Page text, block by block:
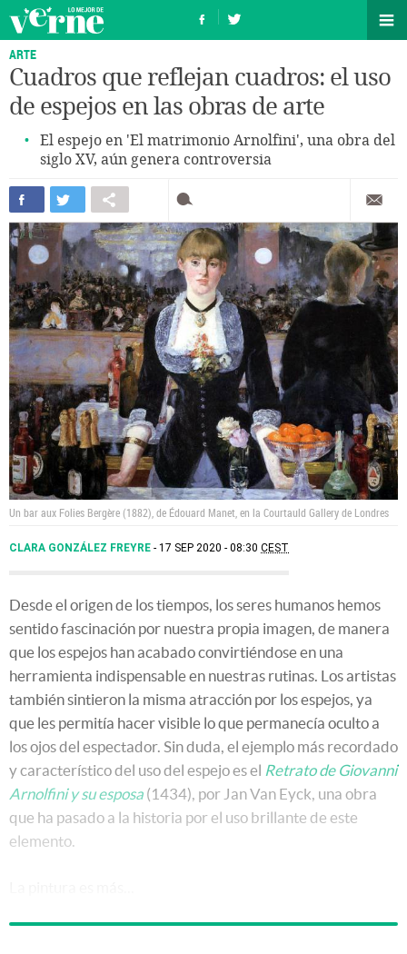
ARTE
Cuadros que reflejan cuadros: el uso
de espejos en las obras de arte
El espejo en 'El matrimonio Arnolfini', una obra del
siglo XV, aún genera controversia
Un bar aux Folies Bergère (1882), de Édouard Manet, en la Courtauld Gallery de Londres
CLARA GONZÁLEZ FREYRE 17 SEP 2020 - 08:30 CEST
Desde el origen de los tiempos, los seres humanos hemos
sentido fascinación por nuestra propia imagen, de manera
que los espejos han acabado convirtiéndose en una
herramienta indispensable en nuestras rutinas. Los artistas
también sintieron la misma atracción por los espejos, ya
que les permitía hacer visible lo que permanecía oculto a
los ojos del espectador. Sin duda, el ejemplo más recordado
y característico del uso del espejo es el Retrato de Giovanni
Arnolfini y su esposa (1434), por Jan Van Eyck, una obra
que ha pasado a la historia por el uso brillante de este
elemento.